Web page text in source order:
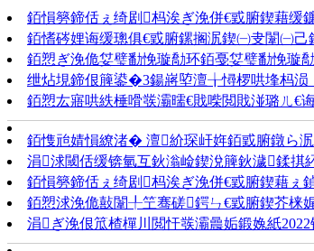
銆愪簩鍗佸ぇ绮剧杩涘ぎ浼併€戜腑鍥藉缓
銆愭硶娌诲缓璁俱€戜腑鏍搁泦鍥㈠叏闈㈠
銆愬ぎ浼佹姇璧勫悗璇勪环銆戞姇璧勫悗
绁炶垷鍗佷簲鍙�3鍚嶈埅澶╁憳椤哄埄杩
銆愬厷寤哄紩棰嗗彂灞曘€戝喍閲戝湴璐ㄦ€
銆愯兘婧愪繚渚� 澶紒琛屽姩銆戜腑鐓ら
涓浗閾佸缓锛氫互鈥滃崄鍥涗簲鈥濊鍒
銆愪簩鍗佸ぇ绮剧杩涘ぎ浼併€戜腑鍥藉
銆愬浗浼佹敼闈╀笁骞磋鍔ㄣ€戜腑鍥芥梾
涓ぎ浼佷笟楂樿川閲忓彂灞曟姤鍛婏紙